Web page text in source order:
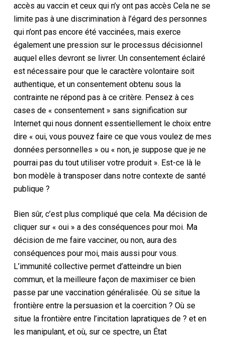
accès au vaccin et ceux qui n’y ont pas accès Cela ne se
limite pas à une discrimination à l’égard des personnes
qui n’ont pas encore été vaccinées, mais exerce
également une pression sur le processus décisionnel
auquel elles devront se livrer. Un consentement éclairé
est nécessaire pour que le caractère volontaire soit
authentique, et un consentement obtenu sous la
contrainte ne répond pas à ce critère. Pensez à ces
cases de « consentement » sans signification sur
Internet qui nous donnent essentiellement le choix entre
dire « oui, vous pouvez faire ce que vous voulez de mes
données personnelles » ou « non, je suppose que je ne
pourrai pas du tout utiliser votre produit ». Est-ce là le
bon modèle à transposer dans notre contexte de santé
publique ?
Bien sûr, c’est plus compliqué que cela. Ma décision de
cliquer sur « oui » a des conséquences pour moi. Ma
décision de me faire vacciner, ou non, aura des
conséquences pour moi, mais aussi pour vous.
L’immunité collective permet d’atteindre un bien
commun, et la meilleure façon de maximiser ce bien
passe par une vaccination généralisée. Où se situe la
frontière entre la persuasion et la coercition ? Où se
situe la frontière entre l’incitation lapratiques de ? et en
les manipulant, et où, sur ce spectre, un État